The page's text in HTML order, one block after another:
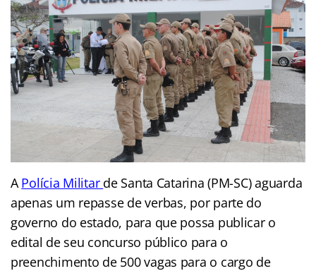
APolícia Militar de Santa Catarina (PM-SC) aguarda
apenas um repasse de verbas, por parte do
governo do estado, para que possa publicar o
edital de seu concurso público para o
preenchimento de 500 vagas para o cargo de